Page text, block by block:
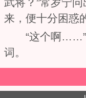
来，便十分困惑
“这个啊
词。